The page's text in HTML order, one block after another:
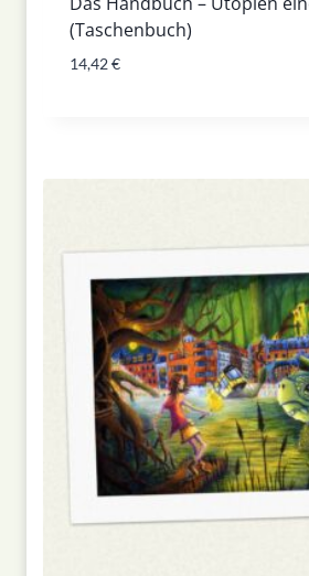
(Taschenbuch)
14,42€